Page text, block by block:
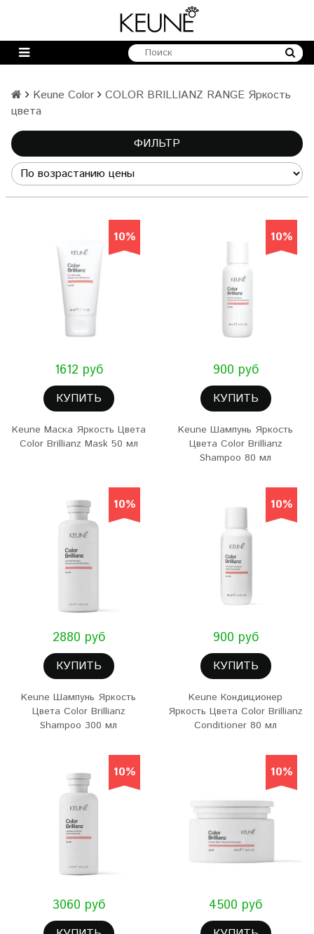
Keune Color
COLOR BRILLIANZ RANGE Яркость
цвета
ФИЛЬТР
10%
1612 руб
КУПИТЬ
Keune Маска Яркость Цвета
Color Brillianz Mask 50 мл
10%
900 руб
КУПИТЬ
Keune Шампунь Яркость
Цвета Color Brillianz
Shampoo 80 мл
10%
2880 руб
КУПИТЬ
Keune Шампунь Яркость
Цвета Color Brillianz
Shampoo 300 мл
10%
900 руб
КУПИТЬ
Keune Кондиционер
Яркость Цвета Color Brillianz
Conditioner 80 мл
10%
3060 руб
10%
4500 руб